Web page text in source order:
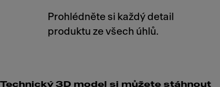
Prohlédněte si každý detail
produktu ze všech úhlů.
Technický 3D model si můžete stáhnout